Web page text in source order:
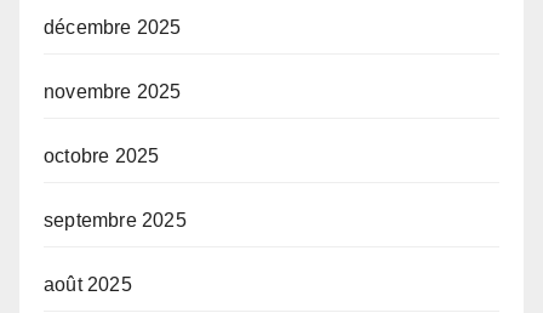
décembre 2025
novembre 2025
octobre 2025
septembre 2025
août 2025